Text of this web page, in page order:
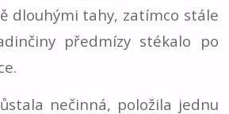
dlouhými tahy, zatímco stále
předmízy stékalo po
nečinná, položila jednu